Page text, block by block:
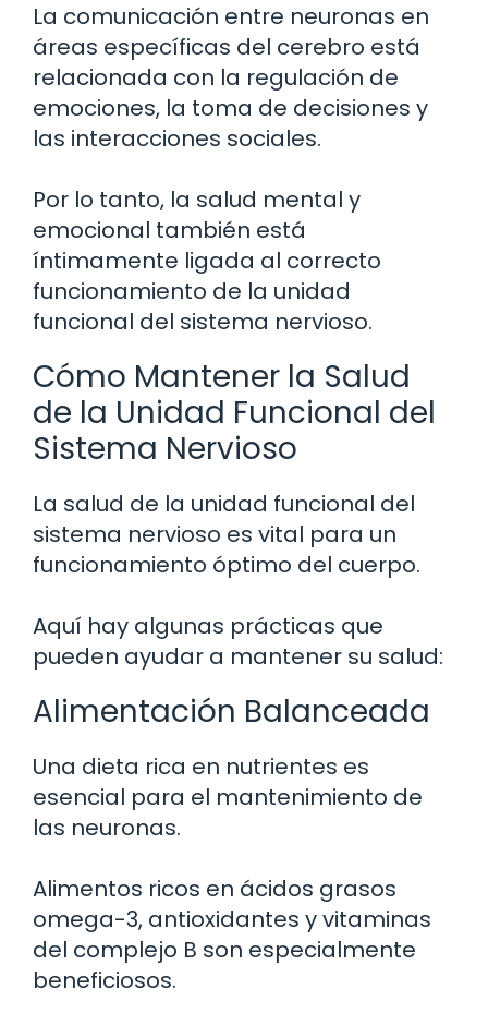
La comunicación entre neuronas en
áreas específicas del cerebro está
relacionada con la regulación de
emociones, la toma de decisiones y
las interacciones sociales.
Por lo tanto, la salud mental y
emocional también está
íntimamente ligada al correcto
funcionamiento de la unidad
funcional del sistema nervioso.
Cómo Mantener la Salud
de la Unidad Funcional del
Sistema Nervioso
La salud de la unidad funcional del
sistema nervioso es vital para un
funcionamiento óptimo del cuerpo.
Aquí hay algunas prácticas que
pueden ayudar a mantener su salud:
Alimentación Balanceada
Una dieta rica en nutrientes es
esencial para el mantenimiento de
las neuronas.
Alimentos ricos en ácidos grasos
omega-3, antioxidantes y vitaminas
del complejo B son especialmente
beneficiosos.